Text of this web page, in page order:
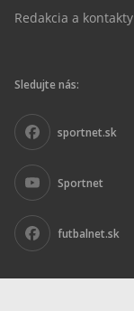
Redakcia a kontakty
Sledujte nás:
sportnet.sk
Sportnet
futbalnet.sk